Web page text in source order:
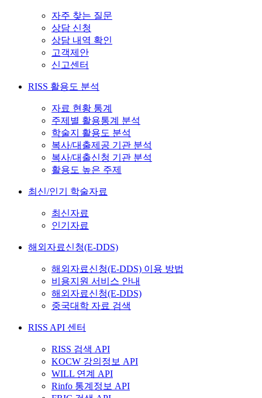
자주 찾는 질문
상담 신청
상담 내역 확인
고객제안
신고센터
RISS 활용도 분석
자료 현황 통계
주제별 활용통계 분석
학술지 활용도 분석
복사/대출제공 기관 분석
복사/대출신청 기관 분석
활용도 높은 주제
최신/인기 학술자료
최신자료
인기자료
해외자료신청(E-DDS)
해외자료신청(E-DDS) 이용 방법
비용지원 서비스 안내
해외자료신청(E-DDS)
중국대학 자료 검색
RISS API 센터
RISS 검색 API
KOCW 강의정보 API
WILL 연계 API
Rinfo 통계정보 API